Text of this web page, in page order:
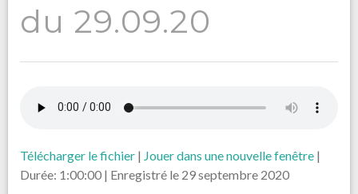
du 29.09.20
Télécharger le fichier | Jouer dans une nouvelle fenêtre |
Durée: 1:00:00 | Enregistré le 29 septembre 2020